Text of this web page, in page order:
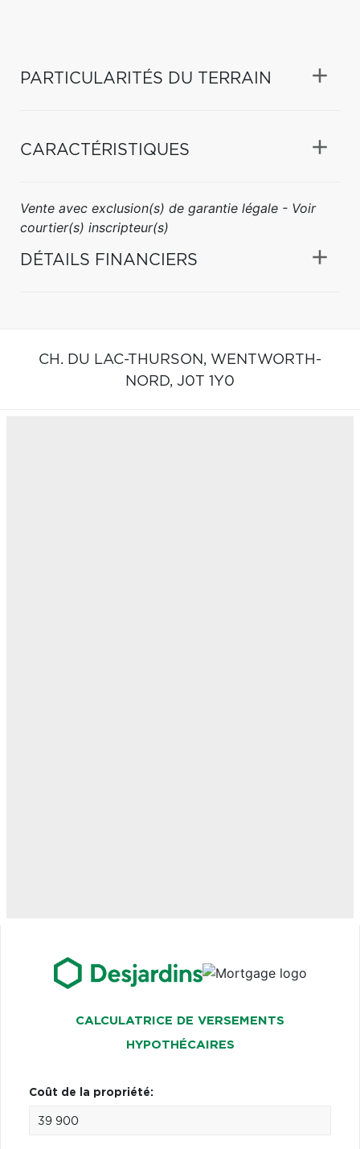
PARTICULARITÉS DU TERRAIN
CARACTÉRISTIQUES
Vente avec exclusion(s) de garantie légale - Voir
courtier(s) inscripteur(s)
DÉTAILS FINANCIERS
CH. DU LAC-THURSON, WENTWORTH-
NORD, J0T 1Y0
CALCULATRICE DE VERSEMENTS
HYPOTHÉCAIRES
Coût de la propriété: